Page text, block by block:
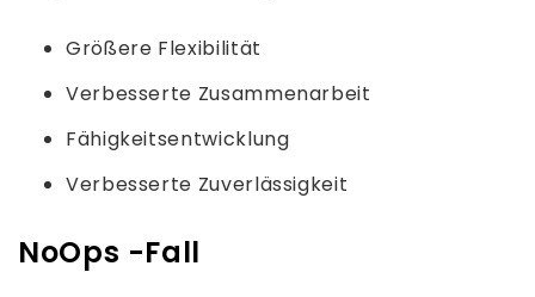
Größere Flexibilität
Verbesserte Zusammenarbeit
Fähigkeitsentwicklung
Verbesserte Zuverlässigkeit
NoOps -Fall